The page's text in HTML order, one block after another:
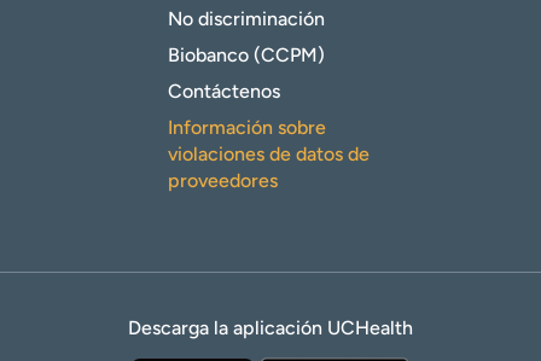
No discriminación
Biobanco (CCPM)
Contáctenos
Información sobre
violaciones de datos de
proveedores
Descarga la aplicación UCHealth